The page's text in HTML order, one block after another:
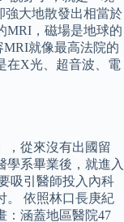
強大地散發出相當於
MRI，磁場是地球的
就像最高法院的
在X光、超音波、電
，從來沒有出國留
學系畢業後，就進入
吸引醫師投入內科
。 依照林口長庚紀
：涵蓋地區醫院47